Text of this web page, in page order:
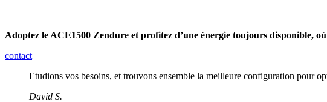
Adoptez le ACE1500 Zendure et profitez d’une énergie toujours disponible, où
contact
Etudions vos besoins, et trouvons ensemble la meilleure configuration pour
David S.